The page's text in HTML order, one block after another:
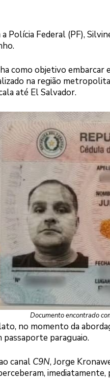
Polícia Federal (PF),
como objetivo embarcar
na região
até El Salvador.
Documento encontrado
no momento da
paraguaio.
canal C9N, Jorge